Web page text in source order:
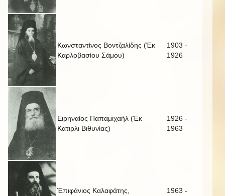
Κωνσταντίνος Βοντζαλίδης (Έκ
Καρλοβασίου Σάμου)
1903 -
1926
Ειρηναίος Παπαμιχαήλ (Έκ
Κατιρλι Βιθυνίας)
1926 -
1963
Έπιφάνιος Καλαφάτης,
1963 -